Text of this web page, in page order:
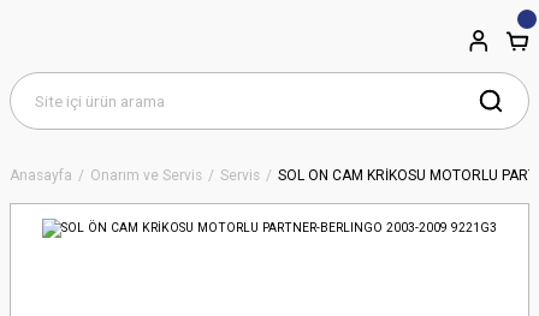
Anasayfa Onarım ve Servis Servis SOL ÖN CAM KRİKOSU MOTORLU